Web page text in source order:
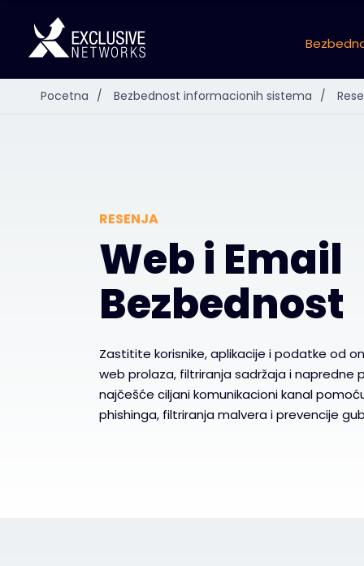
Pocetna / Bezbednost informacionih sistema /
RESENJA
Web i Email
Bezbednost
Zastitite korisnike, aplikacije i podatke od
web prolaza, filtriranja sadržaja i napredne
najčešće ciljani komunikacioni kanal
phishinga, filtriranja malvera i prevencije